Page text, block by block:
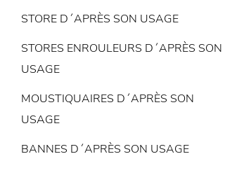
STORE D´APRÈS SON USAGE
STORES ENROULEURS D´APRÈS SON
USAGE
MOUSTIQUAIRES D´APRÈS SON
USAGE
BANNES D´APRÈS SON USAGE